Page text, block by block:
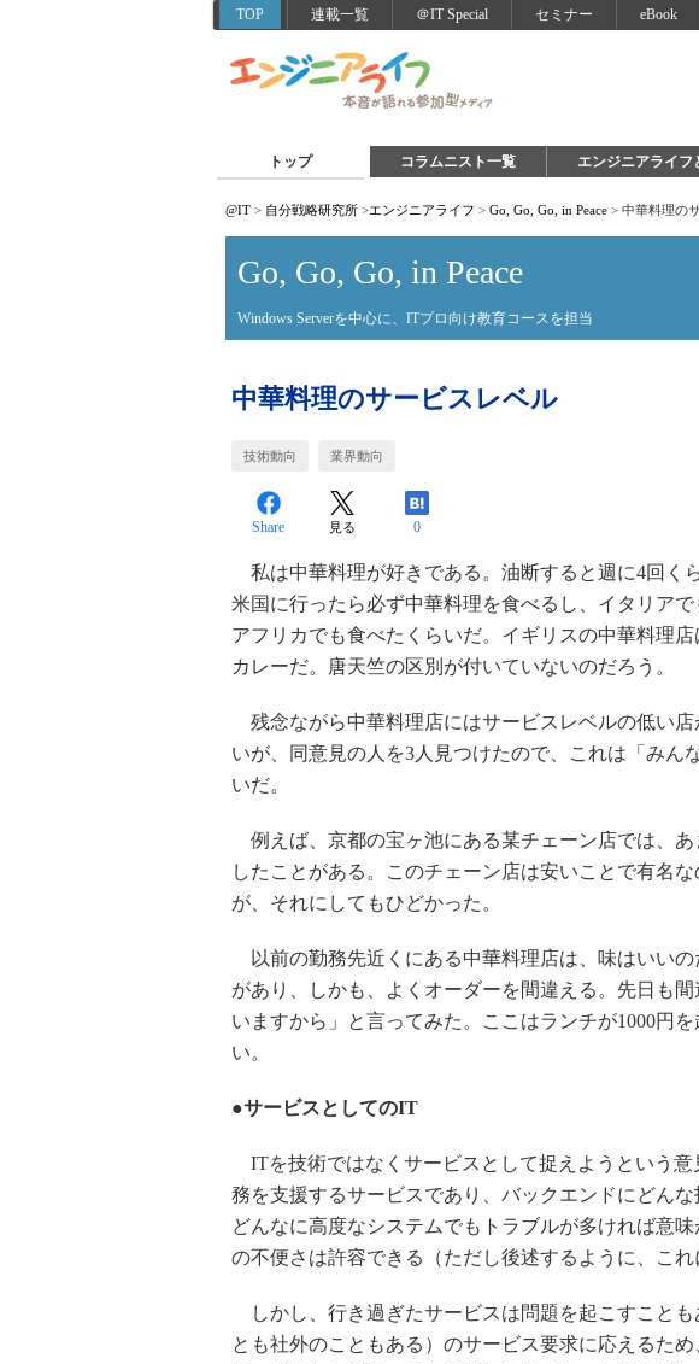
TOP 連載一覧 ＠IT Special セミナー eBook
トップ コラムニスト一覧 エンジニアライフ
@IT > 自分戦略研究所 >エンジニアライフ > Go, Go, Go, in Peace > 中華料理の
Go, Go, Go, in Peace
Windows Serverを中心に、ITプロ向け教育コースを担当
中華料理のサービスレベル
技術動向 業界動向
Share 見る 0
私は中華料理が好きである。油断すると週に4回く
米国に行ったら必ず中華料理を食べるし、イタリアで
アフリカでも食べたくらいだ。イギリスの中華料理
カレーだ。唐天竺の区別が付いていないのだろう。
残念ながら中華料理店にはサービスレベルの低い
いが、同意見の人を3人見つけたので、これは「みん
いだ。
例えば、京都の宝ヶ池にある某チェーン店では、
したことがある。このチェーン店は安いことで有名
が、それにしてもひどかった。
以前の勤務先近くにある中華料理店は、味はいいの
があり、しかも、よくオーダーを間違える。先日も
いますから」と言ってみた。ここはランチが1000円
い。
●サービスとしてのIT
ITを技術ではなくサービスとして捉えようという
務を支援するサービスであり、バックエンドにどんな
どんなに高度なシステムでもトラブルが多ければ意
の不便さは許容できる（ただし後述するように、これ
しかし、行き過ぎたサービスは問題を起こすことも
とも社外のこともある）のサービス要求に応えるた